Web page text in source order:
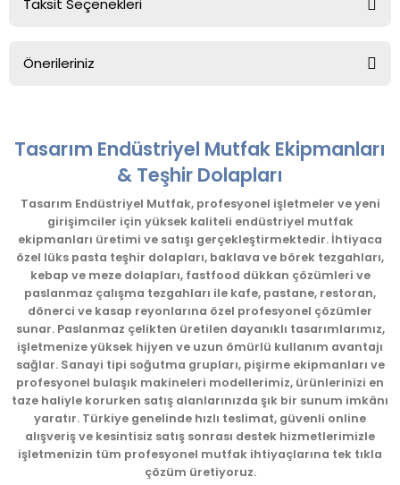
Taksit Seçenekleri
Önerileriniz
kullanarak tarafımıza iletebilirsiniz.
Görüş ve önerileriniz için teşekkür ederiz.
Ürün resmi kalitesiz, bozuk veya görüntülenemiyor.
Ürün açıklamasında eksik bilgiler bulunuyor.
Ürün bilgilerinde hatalar bulunuyor.
Ürün fiyatı diğer sitelerden daha pahalı.
Bu ürüne benzer farklı alternatifler olmalı.
Gönder
Tasarım Endüstriyel Mutfak Ekipmanları
& Teşhir Dolapları
Tasarım Endüstriyel Mutfak, profesyonel işletmeler ve yeni
girişimciler için yüksek kaliteli endüstriyel mutfak
ekipmanları üretimi ve satışı gerçekleştirmektedir. İhtiyaca
özel lüks pasta teşhir dolapları, baklava ve börek tezgahları,
kebap ve meze dolapları, fastfood dükkan çözümleri ve
paslanmaz çalışma tezgahları ile kafe, pastane, restoran,
dönerci ve kasap reyonlarına özel profesyonel çözümler
sunar. Paslanmaz çelikten üretilen dayanıklı tasarımlarımız,
işletmenize yüksek hijyen ve uzun ömürlü kullanım avantajı
sağlar. Sanayi tipi soğutma grupları, pişirme ekipmanları ve
profesyonel bulaşık makineleri modellerimiz, ürünlerinizi en
taze haliyle korurken satış alanlarınızda şık bir sunum imkânı
yaratır. Türkiye genelinde hızlı teslimat, güvenli online
alışveriş ve kesintisiz satış sonrası destek hizmetlerimizle
işletmenizin tüm profesyonel mutfak ihtiyaçlarına tek tıkla
çözüm üretiyoruz.